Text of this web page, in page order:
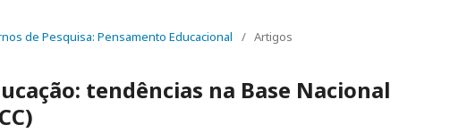
de Pesquisa: Pensamento Educacional / Artigos
tendências na Base Nacional